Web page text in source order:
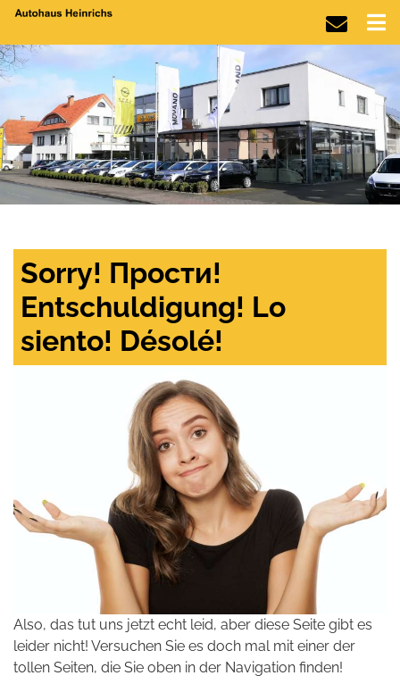
Sorry! Прости!
Entschuldigung! Lo
siento! Désolé!
Also, das tut uns jetzt echt leid, aber diese Seite gibt es
leider nicht! Versuchen Sie es doch mal mit einer der
tollen Seiten, die Sie oben in der Navigation finden!